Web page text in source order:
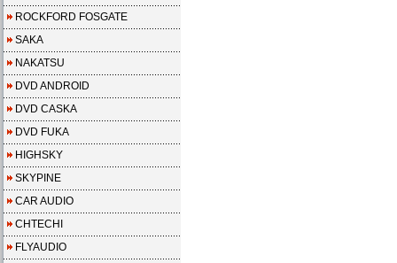
ROCKFORD FOSGATE
SAKA
NAKATSU
DVD ANDROID
DVD CASKA
DVD FUKA
HIGHSKY
SKYPINE
CAR AUDIO
CHTECHI
FLYAUDIO